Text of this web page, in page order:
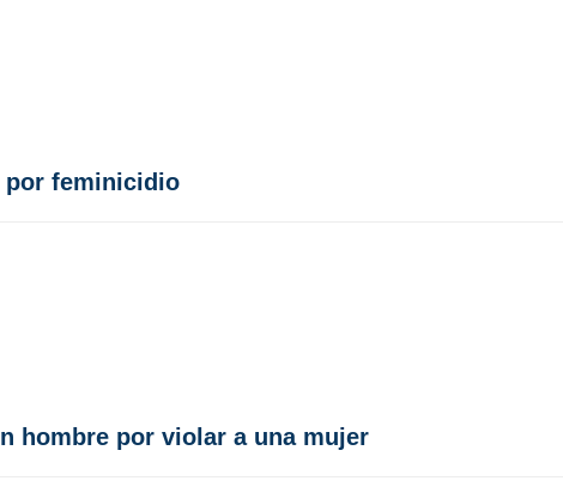
por feminicidio
hombre por violar a una mujer